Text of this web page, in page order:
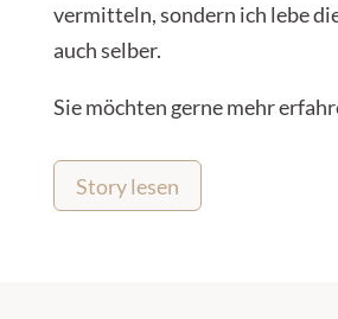
vermitteln, sondern ich lebe
auch selber.
Sie möchten gerne mehr
Story lesen